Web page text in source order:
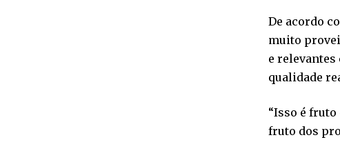
De acordo
muito
e relevantes
qualidade
“Isso é
fruto dos